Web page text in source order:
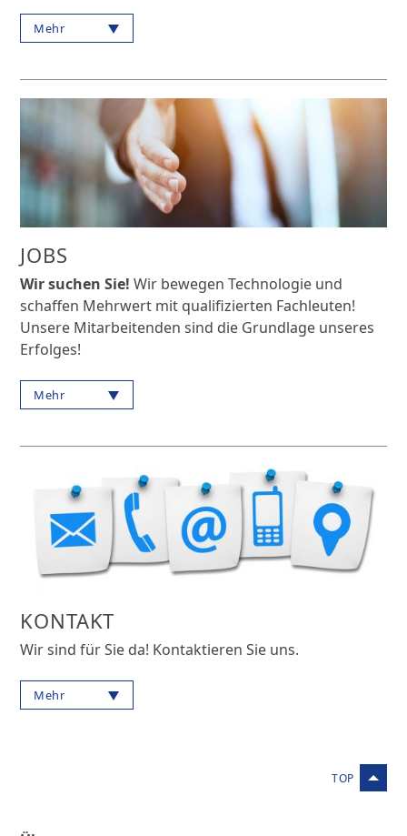
Mehr
JOBS
Wir suchen Sie! Wir bewegen Technologie und
schaffen Mehrwert mit qualifizierten Fachleuten!
Unsere Mitarbeitenden sind die Grundlage unseres
Erfolges!
Mehr
KONTAKT
Wir sind für Sie da! Kontaktieren Sie uns.
Mehr